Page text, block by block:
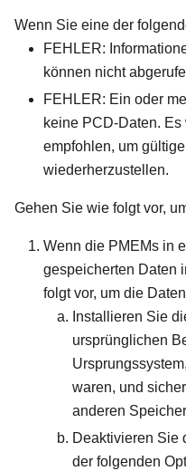
Wenn Sie eine der
FEHLER:
können nicht
FEHLER: Ein oder
keine PCD-Daten.
empfohlen, um
wiederherzustellen.
Gehen Sie wie folgt vor,
Wenn die PMEMs in
gespeicherten Daten
folgt vor, um die
Installieren Sie
ursprünglichen
waren, und
anderen
Deaktivieren Sie
der folgenden